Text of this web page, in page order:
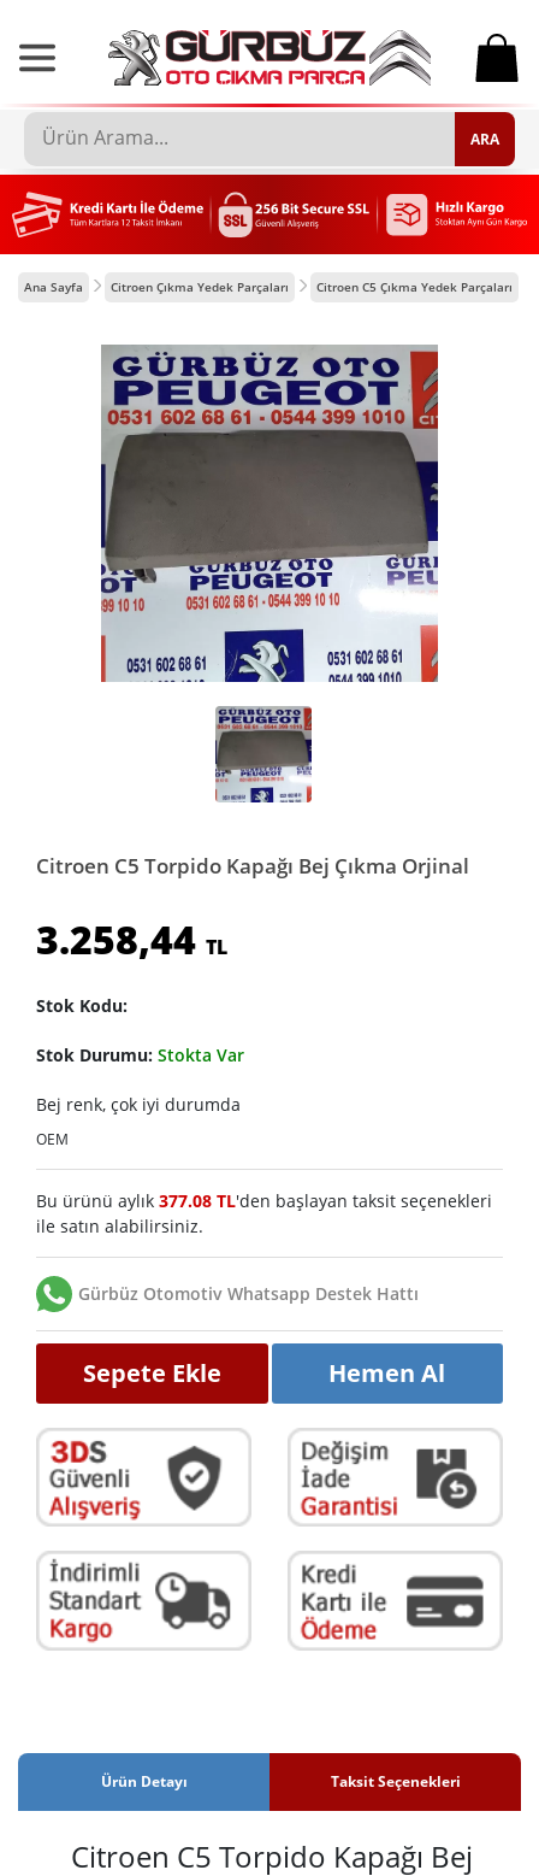
0
ARA
Ana Sayfa Citroen Çıkma Yedek Parçaları Citroen C5 Çıkma Yedek Parçaları
Citroen C5 Torpido Kapağı Bej Çıkma Orjinal
3.258,44 TL
Stok Kodu:
Stok Durumu: Stokta Var
Bej renk, çok iyi durumda
OEM
Bu ürünü aylık 377.08 TL'den başlayan taksit seçenekleri
ile satın alabilirsiniz.
Gürbüz Otomotiv Whatsapp Destek Hattı
Sepete Ekle Hemen Al
Ürün Detayı Taksit Seçenekleri
Citroen C5 Torpido Kapağı Bej